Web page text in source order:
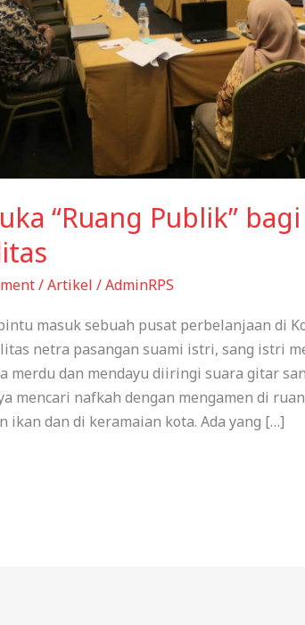
“Ruang Publik”
/Artikel /AdminRPS
masuk sebuah pusat perbelanjaan di
netra pasangan suami istri, sang istri
merdu dan mendayu diiringi suara gitar
mencari nafkah dengan mengamen di
ikan dan di keramaian kota. Ada yang […]